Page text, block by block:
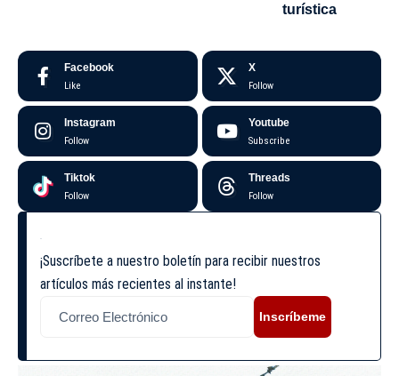
turística
Facebook
Like
X
Follow
Instagram
Follow
Youtube
Subscribe
Tiktok
Follow
Threads
Follow
¡Suscríbete a nuestro boletín para recibir nuestros
artículos más recientes al instante!
Inscríbeme